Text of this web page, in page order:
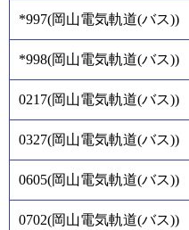
*997(岡山電気軌道(バス))
*998(岡山電気軌道(バス))
0217(岡山電気軌道(バス))
0327(岡山電気軌道(バス))
0605(岡山電気軌道(バス))
0702(岡山電気軌道(バス))